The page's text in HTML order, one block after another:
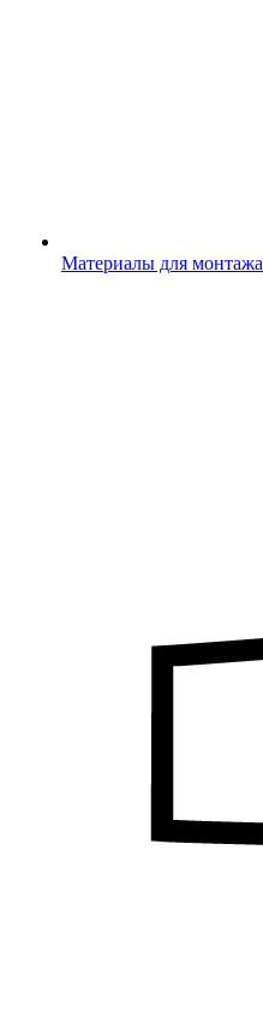
Материалы для монтажа